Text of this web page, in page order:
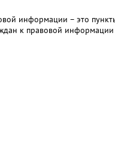
информации – это
к правовой